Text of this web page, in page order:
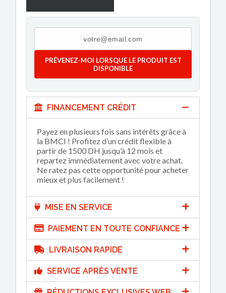
PRÉVENEZ-MOI LORSQUE LE PRODUIT EST
DISPONIBLE
FINANCEMENT CRÉDIT
Payez en plusieurs fois sans intérêts grâce à
la BMCI ! Profitez d’un crédit flexible à
partir de 1500 DH jusqu’à 12 mois et
repartez immédiatement avec votre achat.
Ne ratez pas cette opportunité pour acheter
mieux et plus facilement !
MISE EN SERVICE
PAIEMENT EN TOUTE CONFIANCE
LIVRAISON RAPIDE
SERVICE APRÈS VENTE